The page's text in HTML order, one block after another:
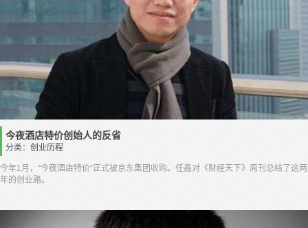
今夜酒店特价创始人的反省
分类： 创业历程
今年1月，“今夜酒店特价”正式被京东集团收购。任鑫对《财经天下》周刊总结了这两
年的创业路。